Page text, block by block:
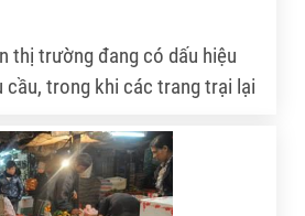
thị trường đang có dấu hiệu
cầu, trong khi các trang trại lại